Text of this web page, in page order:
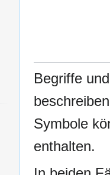
Begriffe
Symbole
enthalten.